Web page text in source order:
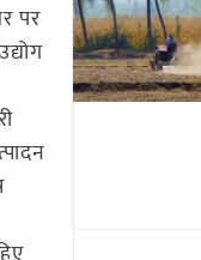
पर